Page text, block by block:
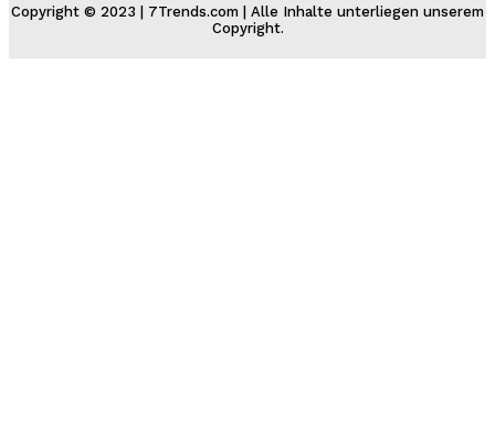
Copyright © 2023 | 7Trends.com | Alle Inhalte unterliegen unserem
Copyright.